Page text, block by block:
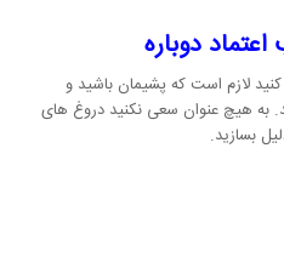
دوباره
کنید لازم است که پشیمان باشید و
به هیچ عنوان سعی نکنید دروغ های
بسازید.